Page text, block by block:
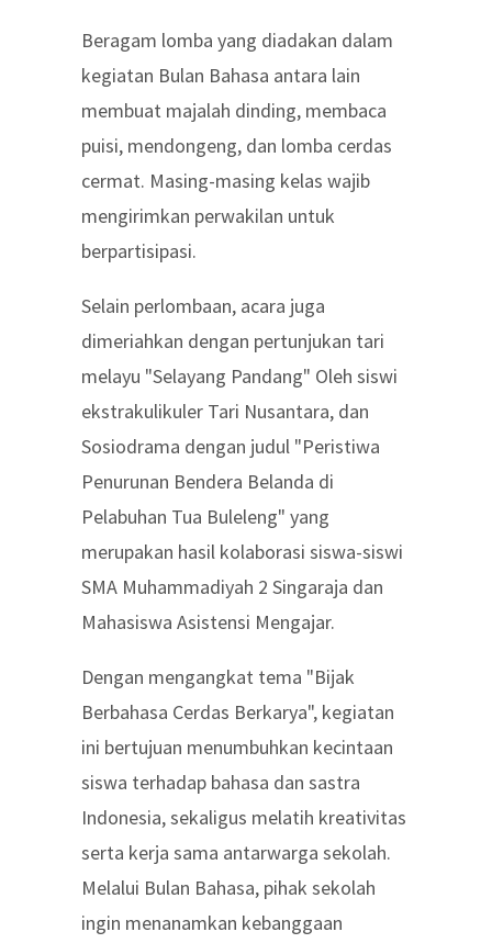
Beragam lomba yang diadakan dalam
kegiatan Bulan Bahasa antara lain
membuat majalah dinding, membaca
puisi, mendongeng, dan lomba cerdas
cermat. Masing-masing kelas wajib
mengirimkan perwakilan untuk
berpartisipasi.
Selain perlombaan, acara juga
dimeriahkan dengan pertunjukan tari
melayu "Selayang Pandang" Oleh siswi
ekstrakulikuler Tari Nusantara, dan
Sosiodrama dengan judul "Peristiwa
Penurunan Bendera Belanda di
Pelabuhan Tua Buleleng" yang
merupakan hasil kolaborasi siswa-siswi
SMA Muhammadiyah 2 Singaraja dan
Mahasiswa Asistensi Mengajar.
Dengan mengangkat tema "Bijak
Berbahasa Cerdas Berkarya", kegiatan
ini bertujuan menumbuhkan kecintaan
siswa terhadap bahasa dan sastra
Indonesia, sekaligus melatih kreativitas
serta kerja sama antarwarga sekolah.
Melalui Bulan Bahasa, pihak sekolah
ingin menanamkan kebanggaan